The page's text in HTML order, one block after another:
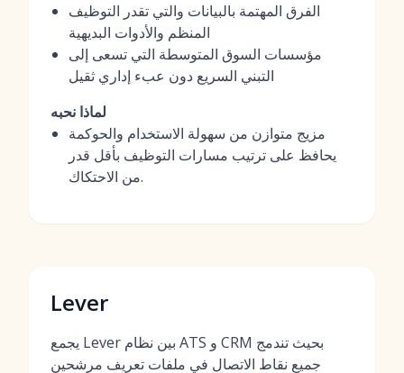
الفرق المهتمة بالبيانات والتي تقدر التوظيف
المنظم والأدوات البديهية
مؤسسات السوق المتوسطة التي تسعى إلى
التبني السريع دون عبء إداري ثقيل
لماذا نحبه
مزيج متوازن من سهولة الاستخدام والحوكمة
يحافظ على ترتيب مسارات التوظيف بأقل قدر
من الاحتكاك.
Lever
يجمع Lever بين نظام ATS و CRM بحيث تندمج
جميع نقاط الاتصال في ملفات تعريف مرشحين